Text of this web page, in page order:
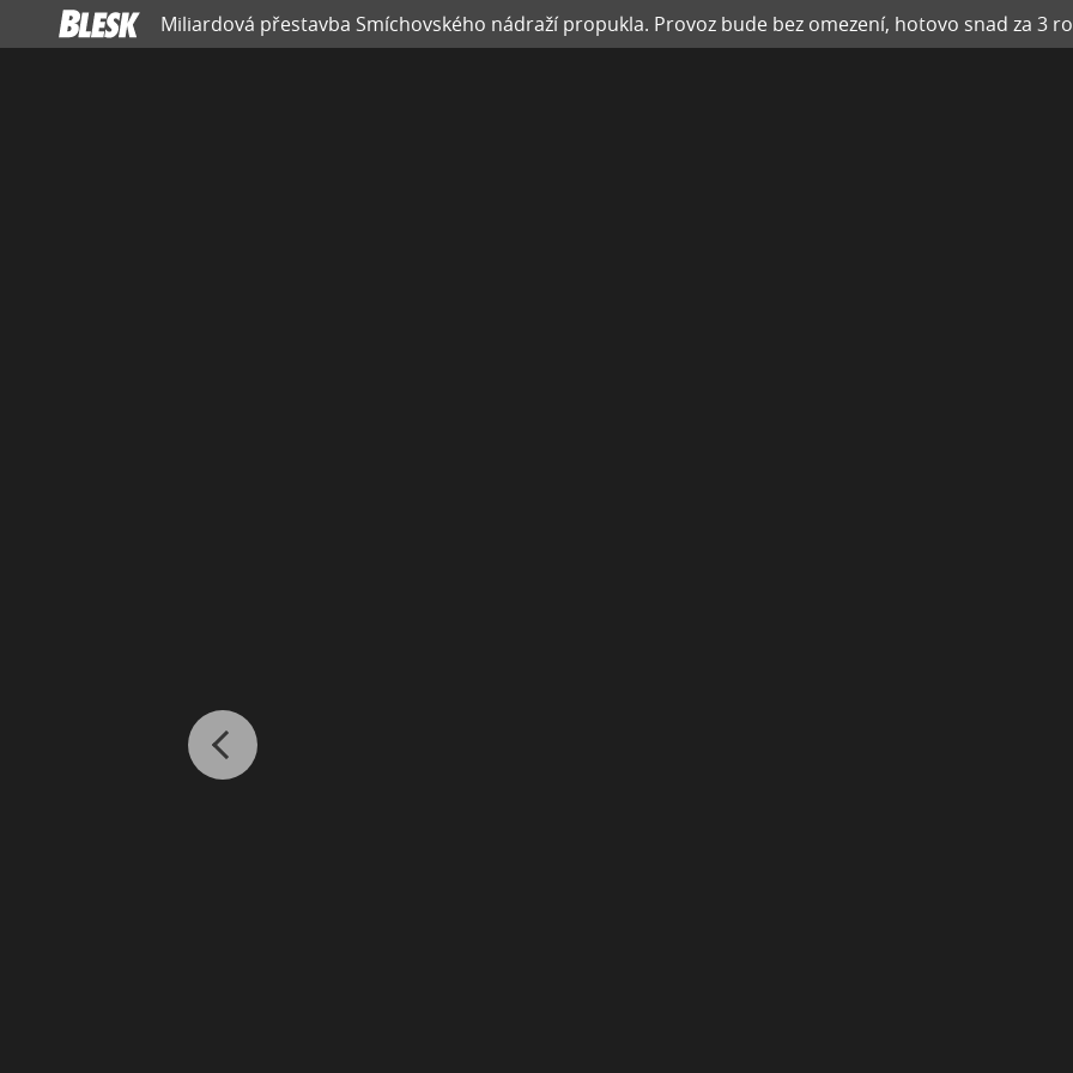
Miliardová přestavba Smíchovského nádraží propukla. Provoz bude bez omezení, hotovo snad za 3